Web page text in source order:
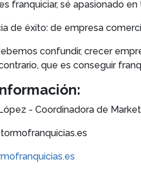
franquiciar, sé apasionado
de éxito: de empresa
confundir, crecer
que es conseguir
- Coordinadora de